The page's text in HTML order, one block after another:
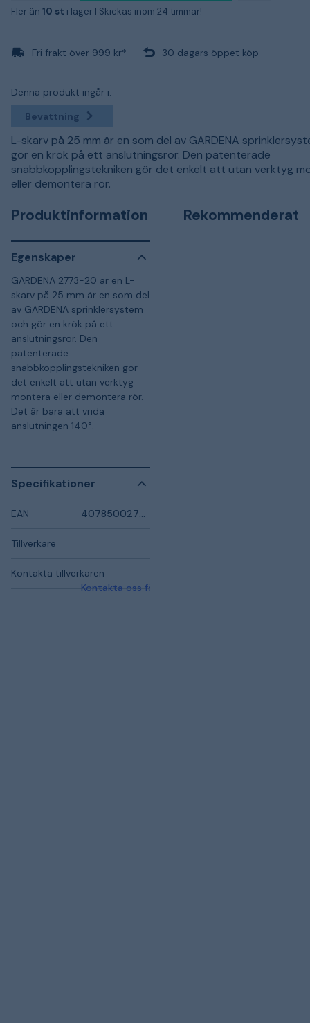
Fler än 10 st i lager | Skickas inom 24 timmar!
Fri frakt över 999 kr* 30 dagars öppet köp
Denna produkt ingår i:
Bevattning
L-skarv på 25 mm är en som del av GARDENA
gör en krök på ett anslutningsrör. Den patenterade
snabbkopplingstekniken gör det enkelt att utan verktyg
eller demontera rör.
Produktinformation
Egenskaper
GARDENA 2773-20 är en L-
skarv på 25 mm är en som del
av GARDENA sprinklersystem
och gör en krök på ett
anslutningsrör. Den
patenterade
snabbkopplingstekniken gör
det enkelt att utan verktyg
montera eller demontera rör.
Det är bara att vrida
anslutningen 140°.
Specifikationer
EAN
Tillverkare
Kontakta tillverkaren
Kontakta oss för mer information
Rekommenderat